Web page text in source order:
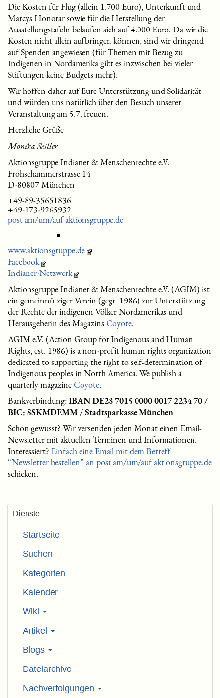
Die Kosten für Flug (allein 1.700 Euro), Unterkunft und
Marcys Honorar sowie für die Herstellung der
Ausstellungstafeln belaufen sich auf 4.000 Euro. Da wir die
Kosten nicht allein aufbringen können, sind wir dringend
auf Spenden angewiesen (für Themen mit Bezug zu
Indigenen in Nordamerika gibt es inzwischen bei vielen
Stiftungen keine Budgets mehr).
Wir hoffen daher auf Eure Unterstützung und Solidarität —
und würden uns natürlich über den Besuch unserer
Veranstaltung am 5.7. freuen.
Herzliche Grüße
Monika Seiller
Aktionsgruppe Indianer & Menschenrechte e.V.
Frohschammerstrasse 14
D-80807 München
+49-89-35651836
+49-173-9265932
post am/um/auf aktionsgruppe.de
www.aktionsgruppe.de
Facebook
Indianer-Netzwerk
Aktionsgruppe Indianer & Menschenrechte e.V. (AGIM) ist
ein gemeinnütziger Verein (gegr. 1986) zur Unterstützung
der Rechte der indigenen Völker Nordamerikas und
Herausgeberin des MagazinsCoyote.
AGIM e.V. (Action Group for Indigenous and Human
Rights, est. 1986) is a non-profit human rights organization
dedicated to supporting the right to self-determination of
Indigenous peoples in North America. We publish a
quarterly magazineCoyote.
Bankverbindung: IBAN DE28 7015 0000 0017 2234 70 /
BIC: SSKMDEMM / Stadtsparkasse München
Schon gewusst? Wir versenden jeden Monat einen Email-
Newsletter mit aktuellen Terminen und Informationen.
Interessiert? Einfach eine Email mit dem Betreff
“Newsletter bestellen” an post am/um/auf aktionsgruppe.de
schicken.
Dienste
Startseite
Suchen
Kategorien
Kalender
Wiki
Artikel
Blogs
Dateiarchive
Nachverfolgungen